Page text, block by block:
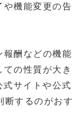
や機能変更の告
報酬などの機能
の性質が大き
式サイトや公式
断するのがおす